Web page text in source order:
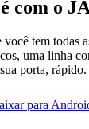
é com o
tem todas
uma linha
porta, rápido.
para